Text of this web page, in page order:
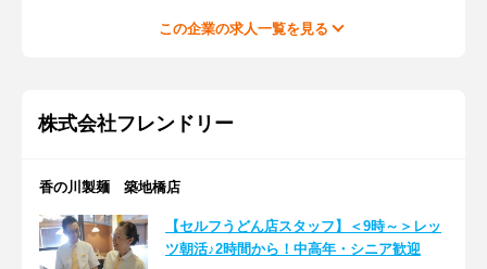
この企業の求人一覧を見る
株式会社フレンドリー
香の川製麺 築地橋店
【セルフうどん店スタッフ】＜9時～＞レッ
ツ朝活♪2時間から！中高年・シニア歓迎